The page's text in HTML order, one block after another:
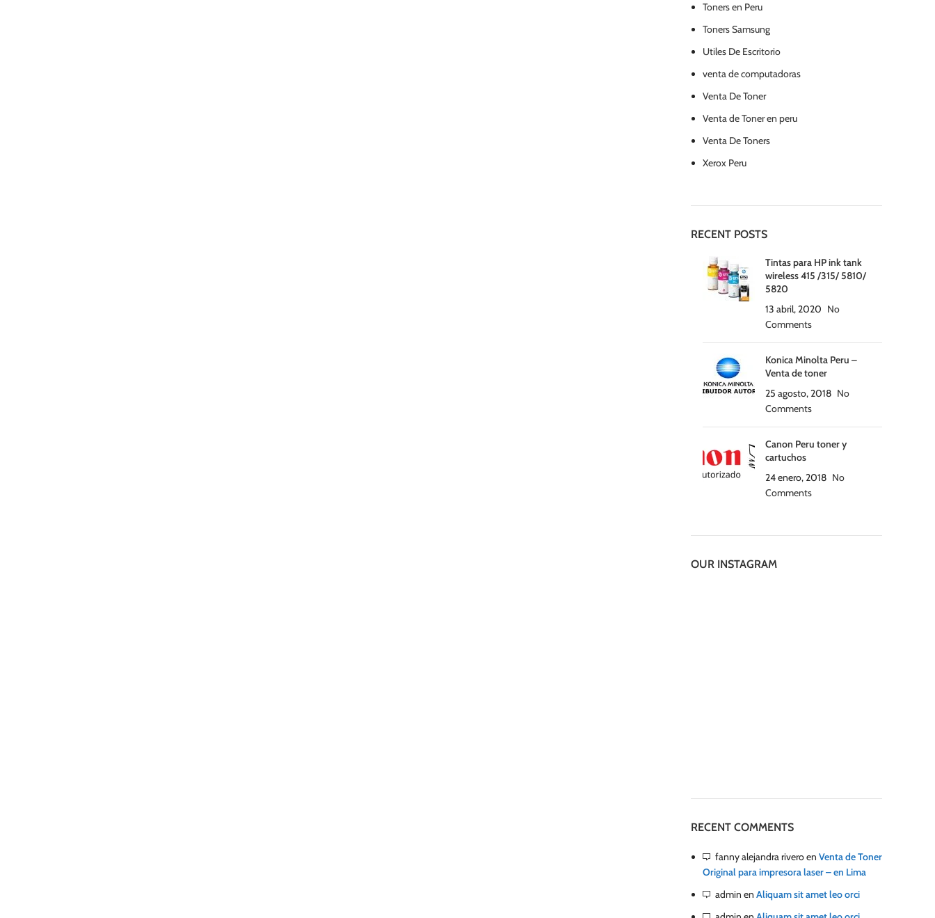
Toners en Peru
Toners Samsung
Utiles De Escritorio
venta de computadoras
Venta De Toner
Venta de Toner en peru
Venta De Toners
Xerox Peru
RECENT POSTS
Tintas para HP ink tank
wireless 415 /315/ 5810/
5820
13 abril, 2020 No
Comments
Konica Minolta Peru –
Venta de toner
25 agosto, 2018 No
Comments
Canon Peru toner y
cartuchos
24 enero, 2018 No
Comments
OUR INSTAGRAM
RECENT COMMENTS
fanny alejandra riveroen Venta de Toner
Original para impresora laser – en Lima
admin en Aliquam sit amet leo orci